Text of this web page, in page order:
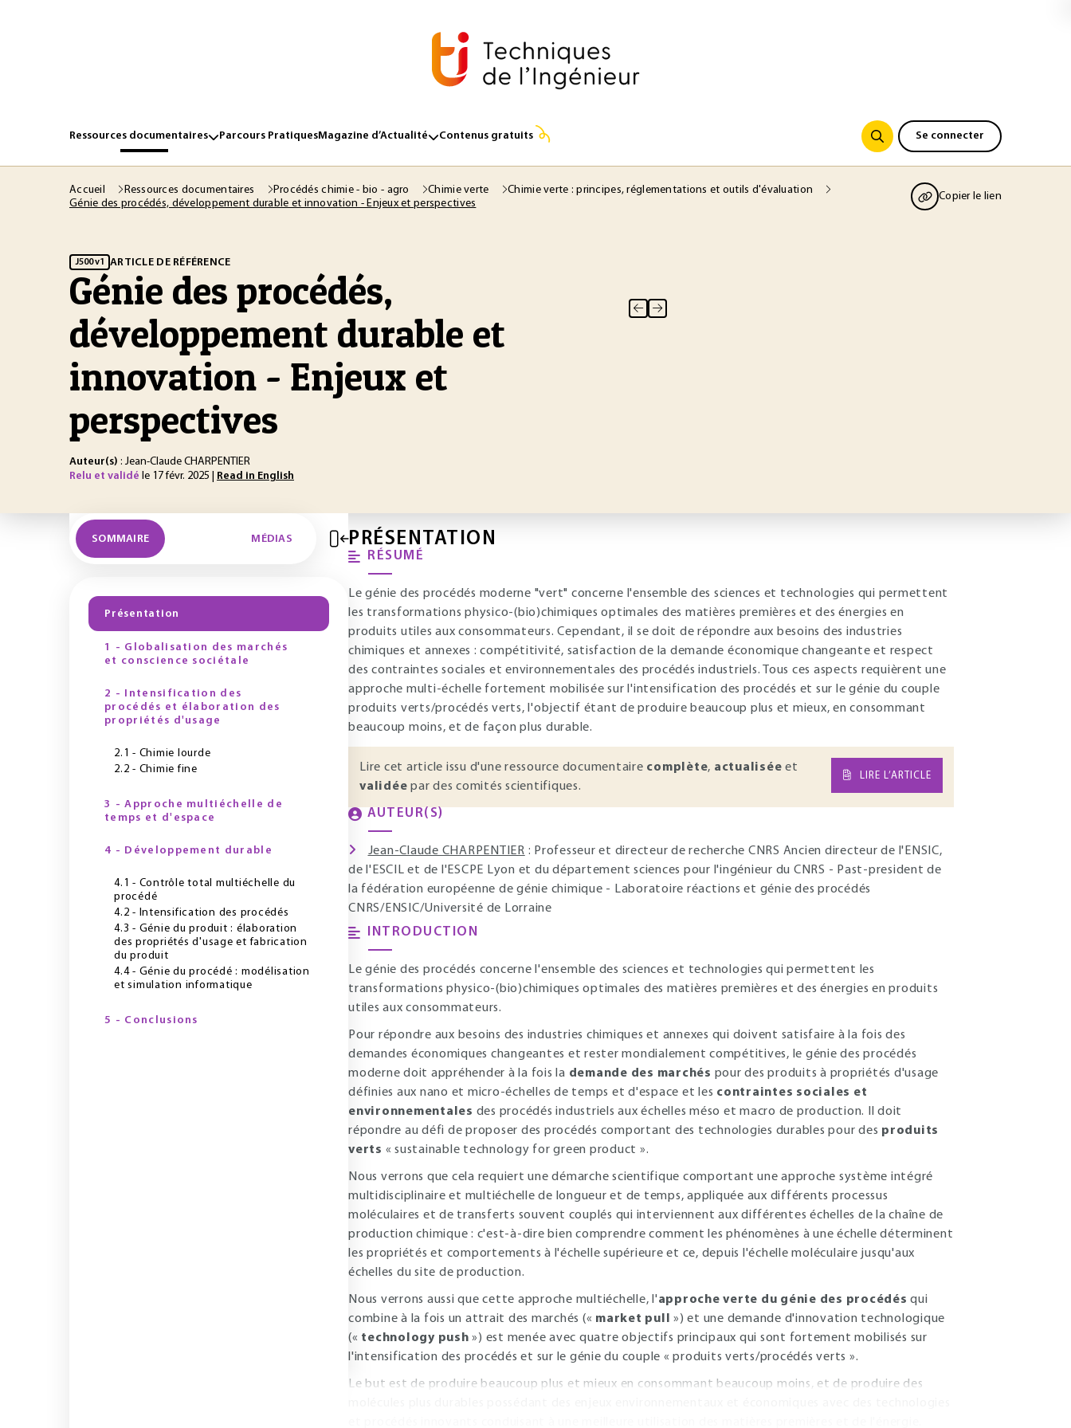
Ressources documentaires Parcours PratiquesMagazine d’Actualité Contenus gratuits Se connecter
Accueil Ressources documentaires Procédés chimie - bio - agro Chimie verte
Chimie verte : principes, réglementations et outils d'évaluation
Génie des procédés, développement durable et innovation - Enjeux et perspectives
Copier le lien
J500 v1 ARTICLE DE RÉFÉRENCE
Génie des procédés,
développement durable et
innovation - Enjeux et
perspectives
Auteur(s) : Jean-Claude CHARPENTIER
Relu et validé le 17 févr. 2025 | Read in English
SOMMAIRE MÉDIAS
Présentation
1 - Globalisation des marchés
et conscience sociétale
2 - Intensification des
procédés et élaboration des
propriétés d'usage
2.1 - Chimie lourde
2.2 - Chimie fine
3 - Approche multiéchelle de
temps et d'espace
4 - Développement durable
4.1 - Contrôle total multiéchelle du
procédé
4.2 - Intensification des procédés
4.3 - Génie du produit : élaboration
des propriétés d'usage et fabrication
du produit
4.4 - Génie du procédé : modélisation
et simulation informatique
5 - Conclusions
PRÉSENTATION
RÉSUMÉ
Le génie des procédés moderne "vert" concerne l'ensemble des sciences et technologies qui permettent
les transformations physico-(bio)chimiques optimales des matières premières et des énergies en
produits utiles aux consommateurs. Cependant, il se doit de répondre aux besoins des industries
chimiques et annexes : compétitivité, satisfaction de la demande économique changeante et respect
des contraintes sociales et environnementales des procédés industriels. Tous ces aspects requièrent une
approche multi-échelle fortement mobilisée sur l'intensification des procédés et sur le génie du couple
produits verts/procédés verts, l'objectif étant de produire beaucoup plus et mieux, en consommant
beaucoup moins, et de façon plus durable.
Lire cet article issu d'une ressource documentaire complète, actualisée et
validée par des comités scientifiques.
LIRE L’ARTICLE
AUTEUR(S)
Jean-Claude CHARPENTIER : Professeur et directeur de recherche CNRS Ancien directeur de l'ENSIC,
de l'ESCIL et de l'ESCPE Lyon et du département sciences pour l'ingénieur du CNRS - Past-president de
la fédération européenne de génie chimique - Laboratoire réactions et génie des procédés
CNRS/ENSIC/Université de Lorraine
INTRODUCTION
Le génie des procédés concerne l'ensemble des sciences et technologies qui permettent les
transformations physico-(bio)chimiques optimales des matières premières et des énergies en produits
utiles aux consommateurs.
Pour répondre aux besoins des industries chimiques et annexes qui doivent satisfaire à la fois des
demandes économiques changeantes et rester mondialement compétitives, le génie des procédés
moderne doit appréhender à la fois la demande des marchés pour des produits à propriétés d'usage
définies aux nano et micro-échelles de temps et d'espace et les contraintes sociales et
environnementales des procédés industriels aux échelles méso et macro de production. Il doit
répondre au défi de proposer des procédés comportant des technologies durables pour des produits
verts « sustainable technology for green product ».
Nous verrons que cela requiert une démarche scientifique comportant une approche système intégré
multidisciplinaire et multiéchelle de longueur et de temps, appliquée aux différents processus
moléculaires et de transferts souvent couplés qui interviennent aux différentes échelles de la chaîne de
production chimique : c'est-à-dire bien comprendre comment les phénomènes à une échelle déterminent
les propriétés et comportements à l'échelle supérieure et ce, depuis l'échelle moléculaire jusqu'aux
échelles du site de production.
Nous verrons aussi que cette approche multiéchelle, l'approche verte du génie des procédés qui
combine à la fois un attrait des marchés (« market pull
») et une demande d'innovation technologique
(« technology push ») est menée avec quatre objectifs principaux qui sont fortement mobilisés sur
l'intensification des procédés et sur le génie du couple « produits verts/procédés verts ».
Le but est de produire beaucoup plus et mieux en consommant beaucoup moins, et de produire des